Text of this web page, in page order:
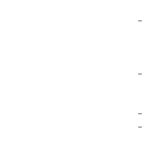
Datenblatt herunterladen